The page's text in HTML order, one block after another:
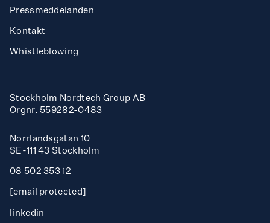
Press­meddelanden
Kontakt
Whistleblowing
Stockholm Nordtech Group AB
Orgnr. 559282-0483
Norrlandsgatan 10
SE-111 43 Stockholm
08 502 353 12
[email protected]
linkedin